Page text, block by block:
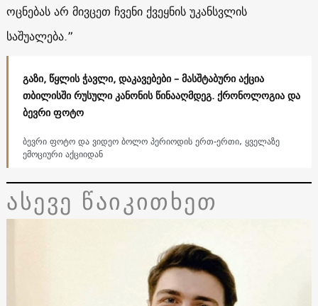
ოცნებას არ მივცეთ ჩვენი ქვეყნის უკანსვლის
საშუალება.”
გაზი, წყლის ჭავლი, დაკავებები – მასშტაბური აქცია
თბილისში რუსული კანონის წინააღმდეგ. ქრონოლოგია და
ბევრი ფოტო
ბევრი ფოტო და ვიდეო ბოლო პერიოდის ერთ-ერთი, ყველაზე
ემოციური აქციიდან
ასევე წაიკითხეთ